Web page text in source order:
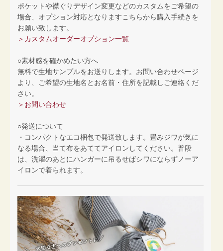
ポケットや襟ぐりデザイン変更などのカスタムをご希望の
場合、オプション対応となりますこちらから購入手続きを
お願い致します。
＞カスタムオーダーオプション一覧
○素材感を確かめたい方へ
無料で生地サンプルをお送りします。お問い合わせページ
より、ご希望の生地名とお名前・住所を記載しご連絡くだ
さい。
＞お問い合わせ
○発送について
・コンパクトなエコ梱包で発送致します。畳みジワが気に
なる場合、当て布をあててアイロンしてください。普段
は、洗濯のあとにハンガーに吊るせばシワにならずノーア
イロンで着られます。